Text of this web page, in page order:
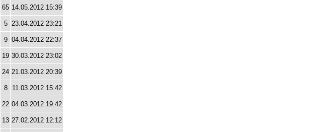
65 14.05.2012 15:39
5 23.04.2012 23:21
9 04.04.2012 22:37
19 30.03.2012 23:02
24 21.03.2012 20:39
8
11.03.2012 15:42
22 04.03.2012 19:42
13 27.02.2012 12:12